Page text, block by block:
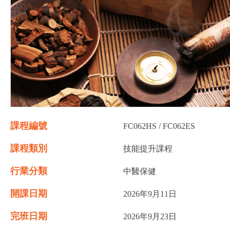
課程編號 FC062HS / FC062ES
課程類別 技能提升課程
行業分類 中醫保健
開課日期 2026年9月11日
完班日期 2026年9月23日